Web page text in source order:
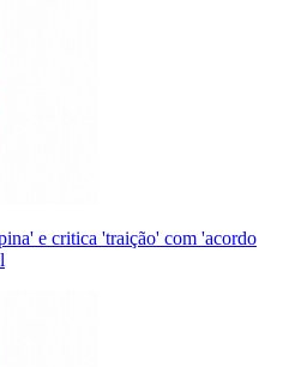
e critica 'traição' com 'acordo